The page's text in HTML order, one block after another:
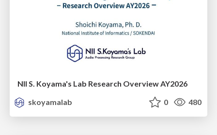
NII S. Koyama's Lab Research Overview AY2026
skoyamalab
0 480